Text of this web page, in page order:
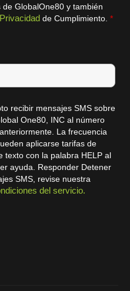
GlobalOne80 y también
de Cumplimiento. *
recibir mensajes SMS sobre
One80, INC al número
La frecuencia
aplicarse tarifas de
texto con la palabra HELP al
ayuda. Responder Detener
SMS, revise nuestra
del servicio.